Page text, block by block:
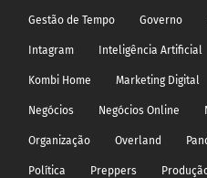
Gestão de Tempo Governo
Intagram Inteligência Artificial
Kombi Home Marketing Digital
Negócios Negócios Online
Organização Overland
Política Preppers